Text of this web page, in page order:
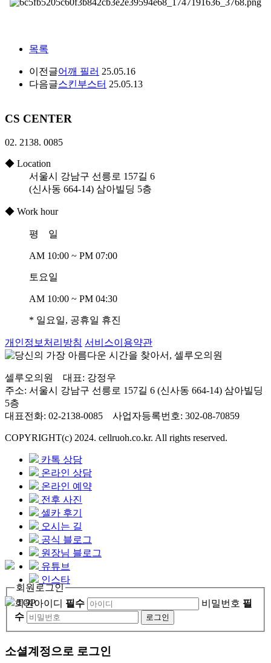
목록
이전글어깨 필러 25.05.16
다음글스킨부스터 25.05.13
CS CENTER
02. 2138. 0085
◆ Location
서울시 강남구 선릉로 157길 6
(신사동 664-14) 삼아빌딩 5층
◆ Work hour
평 일
AM 10:00 ~ PM 07:00
토요일
AM 10:00 ~ PM 04:30
* 일요일, 공휴일 휴진
개인정보처리방침 서비스이용약관
셀루오의원 대표: 강정우
주소: 서울시 강남구 선릉로 157길 6 (신사동 664-14) 삼아빌딩
5층
대표전화: 02-2138-0085 사업자등록번호: 302-08-70859
COPYRIGHT(c) 2024. cellruoh.co.kr. All rights reserved.
카톡 상담
온라인 상담
온라인 예약
전후 사진
셀카 후기
오시는 길
공식 블로그
원장님 블로그
유튜브
인스타
TOP
회원로그인
회원아이디 필수 비밀번호 필
수
소셜계정으로 로그인